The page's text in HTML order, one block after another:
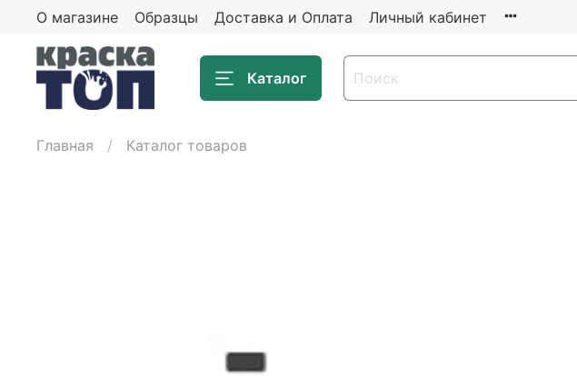
О магазине Образцы Доставка и Оплата Личный кабинет
Каталог
Главная Каталог товаров